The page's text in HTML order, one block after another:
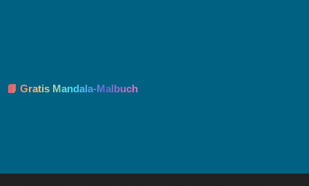
📘 Gratis Mandala-Malbuch